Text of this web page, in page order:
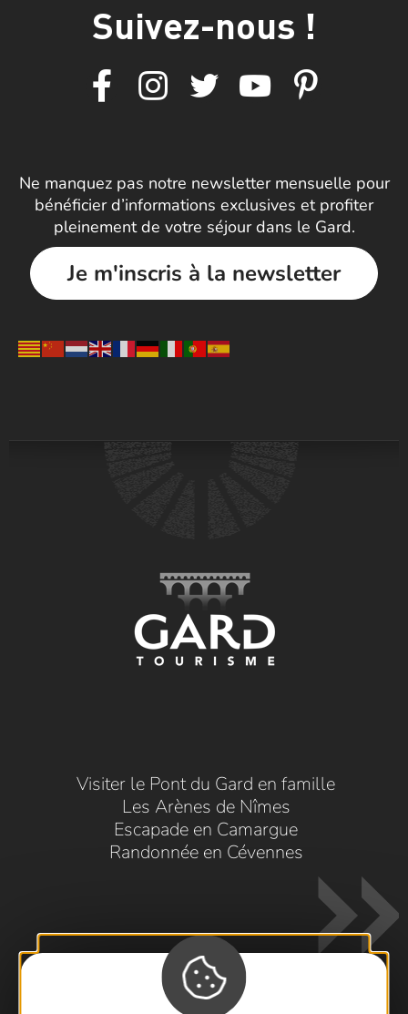
Suivez-nous !
Ne manquez pas notre newsletter mensuelle pour
bénéficier d’informations exclusives et profiter
pleinement de votre séjour dans le Gard.
Je m'inscris à la newsletter
Visiter le Pont du Gard en famille
Les Arènes de Nîmes
Escapade en Camargue
Randonnée en Cévennes